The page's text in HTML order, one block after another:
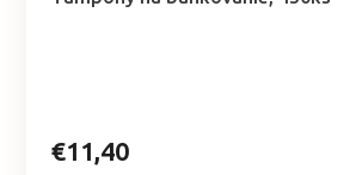
produktu
€11,40